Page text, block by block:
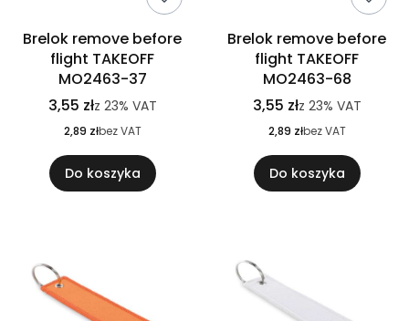
Brelok remove before
flight TAKEOFF
MO2463-37
3,55 złz 23% VAT
2,89 złbez VAT
Do koszyka
Brelok remove before
flight TAKEOFF
MO2463-68
3,55 złz 23% VAT
2,89 złbez VAT
Do koszyka